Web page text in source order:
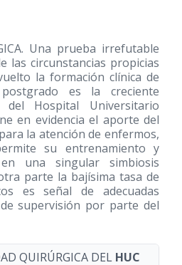
Una prueba irrefutable
las circunstancias propicias
la formación clínica de
es la creciente
del Hospital Universitario
en evidencia el aporte del
la atención de enfermos,
su entrenamiento y
una singular simbiosis
parte la bajísima tasa de
es señal de adecuadas
supervisión por parte del
QUIRÚRGICA DEL HUC